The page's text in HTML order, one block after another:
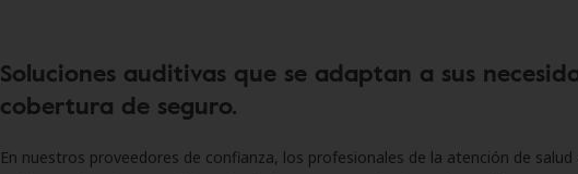
Soluciones auditivas que se adaptan a sus
cobertura de seguro.
En nuestros proveedores de confianza, los profesionales de la atención de salud